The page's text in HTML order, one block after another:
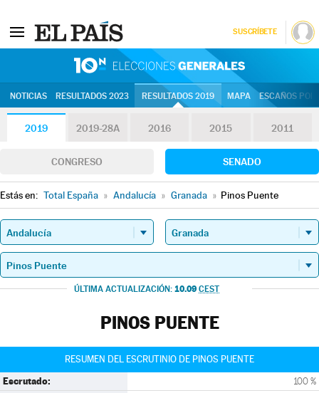
SUSCRÍBETE
NOTICIAS RESULTADOS 2023 RESULTADOS 2019 MAPA ESCAÑOS
2019 2019-28A 2016 2015 2011
CONGRESO SENADO
Estás en: Total España » Andalucía » Granada » Pinos Puente
ÚLTIMA ACTUALIZACIÓN: 10.09 CEST
PINOS PUENTE
RESUMEN DEL ESCRUTINIO DE PINOS PUENTE
Escrutado: 100 %